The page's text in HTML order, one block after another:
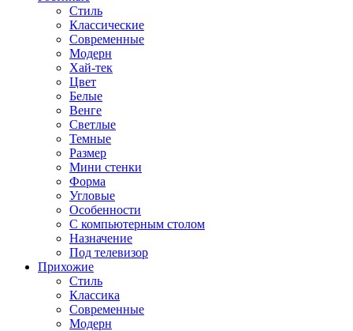
Стиль
Классические
Современные
Модерн
Хай-тек
Цвет
Белые
Венге
Светлые
Темные
Размер
Мини стенки
Форма
Угловые
Особенности
С компьютерным столом
Назначение
Под телевизор
Прихожие
Стиль
Классика
Современные
Модерн